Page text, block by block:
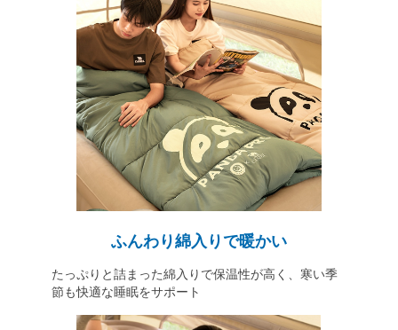
ふんわり綿入りで暖かい
たっぷりと詰まった綿入りで保温性が高く、寒い季
節も快適な睡眠をサポート